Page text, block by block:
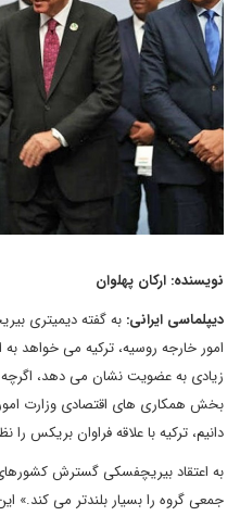
نویسنده: ارکان پهلوان
دیپلماسی ایرانی: به گفته دیمیتری
امور خارجه روسیه، ترکیه می خواهد به
زیادی به عضویت نشان می دهد،
بخش همکاری های اقتصادی وزارت
دانیم، ترکیه با علاقه فراوان بریکس
به اعتقاد بیریچفسکی گسترش
جمعی گروه را بسیار بلندتر می